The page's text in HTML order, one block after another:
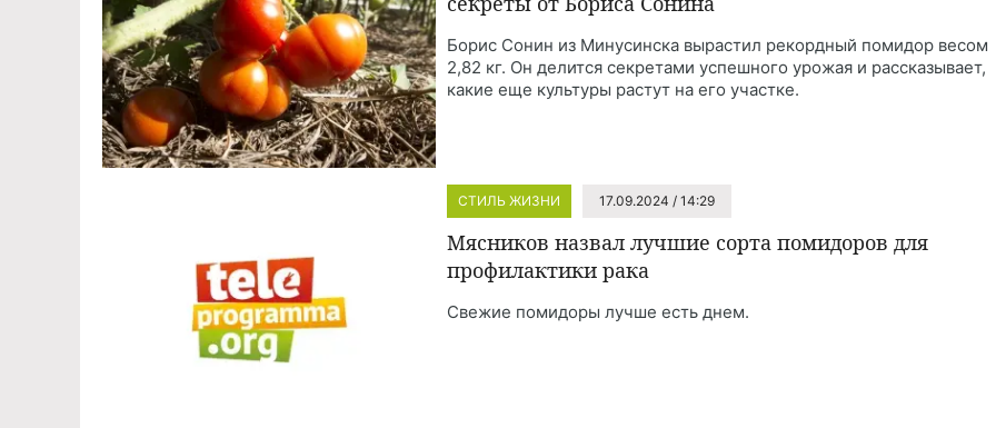
Борис Сонин из Минусинска вырастил рекордный помидор весом
2,82 кг. Он делится секретами успешного урожая и рассказывает,
какие еще культуры растут на его участке.
СТИЛЬ ЖИЗНИ 17.09.2024 / 14:29
Мясников назвал лучшие сорта помидоров для
профилактики рака
Свежие помидоры лучше есть днем.